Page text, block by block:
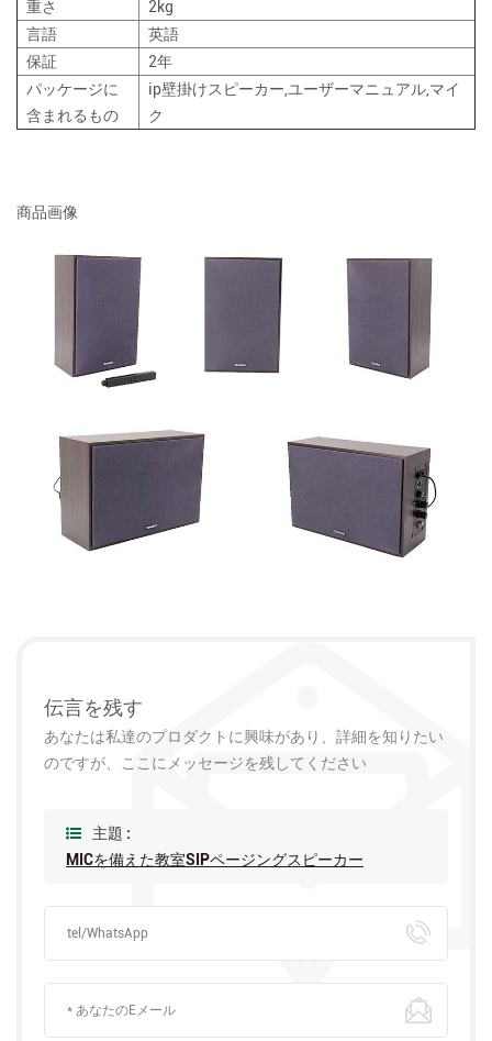
重さ
2kg
言語
英語
保証
2年
パッケージに
含まれるもの
ip壁掛けスピーカー,ユーザーマニュアル,マイ
ク
商品画像
伝言を残す
あなたは私達のプロダクトに興味があり、詳細を知りたい
のですが、ここにメッセージを残してください
主題 :
MICを備えた教室SIPページングスピーカー